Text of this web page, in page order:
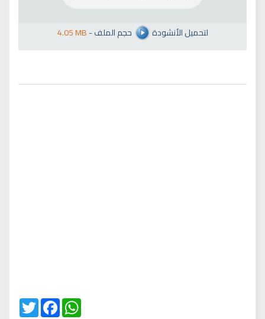
4.05 MB- لتحميل الأنشودة حجم الملف
Twitter
FacebookWhatsApp